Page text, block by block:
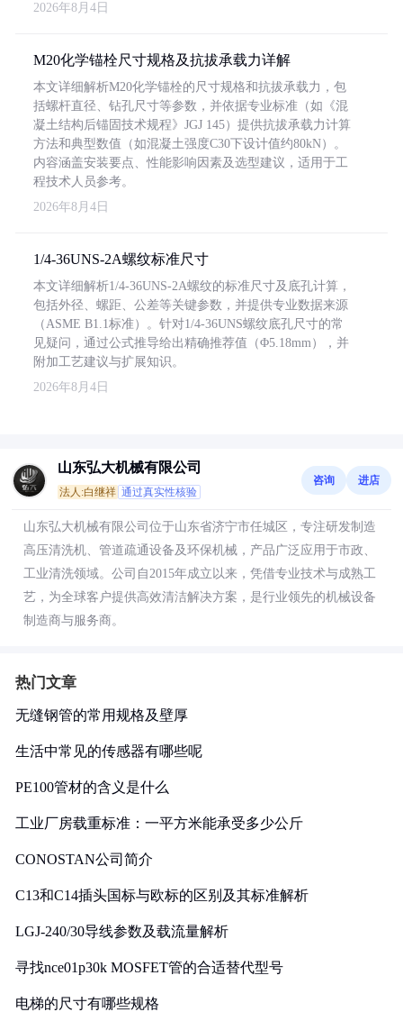
2026年8月4日
M20化学锚栓尺寸规格及抗拔承载力详解
本文详细解析M20化学锚栓的尺寸规格和抗拔承载力，包
括螺杆直径、钻孔尺寸等参数，并依据专业标准（如《混
凝土结构后锚固技术规程》JGJ 145）提供抗拔承载力计算
方法和典型数值（如混凝土强度C30下设计值约80kN）。
内容涵盖安装要点、性能影响因素及选型建议，适用于工
程技术人员参考。
2026年8月4日
1/4-36UNS-2A螺纹标准尺寸
本文详细解析1/4-36UNS-2A螺纹的标准尺寸及底孔计算，
包括外径、螺距、公差等关键参数，并提供专业数据来源
（ASME B1.1标准）。针对1/4-36UNS螺纹底孔尺寸的常
见疑问，通过公式推导给出精确推荐值（Φ5.18mm），并
附加工艺建议与扩展知识。
2026年8月4日
山东弘大机械有限公司
法人:白继祥 通过真实性核验
咨询 进店
山东弘大机械有限公司位于山东省济宁市任城区，专注研发制造
高压清洗机、管道疏通设备及环保机械，产品广泛应用于市政、
工业清洗领域。公司自2015年成立以来，凭借专业技术与成熟工
艺，为全球客户提供高效清洁解决方案，是行业领先的机械设备
制造商与服务商。
热门文章
无缝钢管的常用规格及壁厚
生活中常见的传感器有哪些呢
PE100管材的含义是什么
工业厂房载重标准：一平方米能承受多少公斤
CONOSTAN公司简介
C13和C14插头国标与欧标的区别及其标准解析
LGJ-240/30导线参数及载流量解析
寻找nce01p30k MOSFET管的合适替代型号
电梯的尺寸有哪些规格